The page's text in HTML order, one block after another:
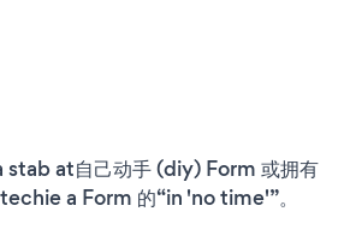
stab at自己动手 (diy) Form 或拥有
a Form 的“in 'no time'”。